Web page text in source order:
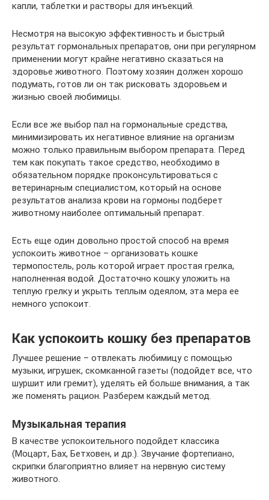
капли, таблетки и растворы для инъекций.
Несмотря на высокую эффективность и быстрый
результат гормональных препаратов, они при регулярном
применении могут крайне негативно сказаться на
здоровье животного. Поэтому хозяин должен хорошо
подумать, готов ли он так рисковать здоровьем и
жизнью своей любимицы.
Если все же выбор пал на гормональные средства,
минимизировать их негативное влияние на организм
можно только правильным выбором препарата. Перед
тем как покупать такое средство, необходимо в
обязательном порядке проконсультироваться с
ветеринарным специалистом, который на основе
результатов анализа крови на гормоны подберет
животному наиболее оптимальный препарат.
Есть еще один довольно простой способ на время
успокоить животное – организовать кошке
термопостель, роль которой играет простая грелка,
наполненная водой. Достаточно кошку уложить на
теплую грелку и укрыть теплым одеялом, эта мера ее
немного успокоит.
Как успокоить кошку без препаратов
Лучшее решение – отвлекать любимицу с помощью
музыки, игрушек, скомканной газеты (подойдет все, что
шуршит или гремит), уделять ей больше внимания, а так
же поменять рацион. Разберем каждый метод.
Музыкальная терапия
В качестве успокоительного подойдет классика
(Моцарт, Бах, Бетховен, и др.). Звучание фортепиано,
скрипки благоприятно влияет на нервную систему
животного.